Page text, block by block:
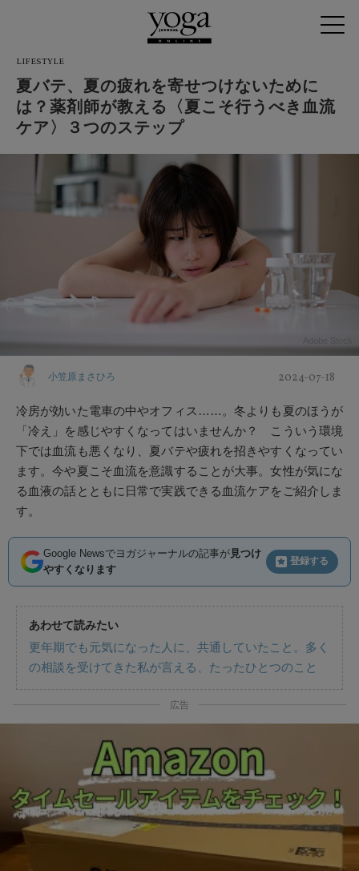
LIFESTYLE
夏バテ、夏の疲れを寄せつけないために
は？薬剤師が教える〈夏こそ行うべき血流
ケア〉３つのステップ
Adobe Stock
小笠原まさひろ 2024-07-18
冷房が効いた電車の中やオフィス……。冬よりも夏のほうが
「冷え」を感じやすくなってはいませんか？ こういう環境
下では血流も悪くなり、夏バテや疲れを招きやすくなってい
ます。今や夏こそ血流を意識することが大事。女性が気にな
る血液の話とともに日常で実践できる血流ケアをご紹介しま
す。
Google Newsでヨガジャーナルの記事が見つけ
やすくなります
登録する
あわせて読みたい
更年期でも元気になった人に、共通していたこと。多く
の相談を受けてきた私が言える、たったひとつのこと
広告